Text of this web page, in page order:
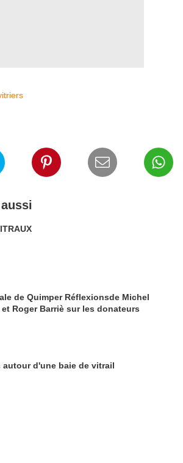
de Quimper Réflexionsde Michel
et Roger Barriè sur les donateurs
d'une baie de vitrail